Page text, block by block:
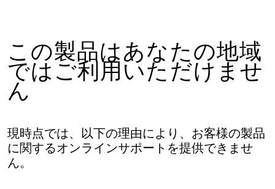
この製品はあなたの地域
ではご利用いただけませ
ん
現時点では、以下の理由により、お客様の製品
に関するオンラインサポートを提供できませ
ん。